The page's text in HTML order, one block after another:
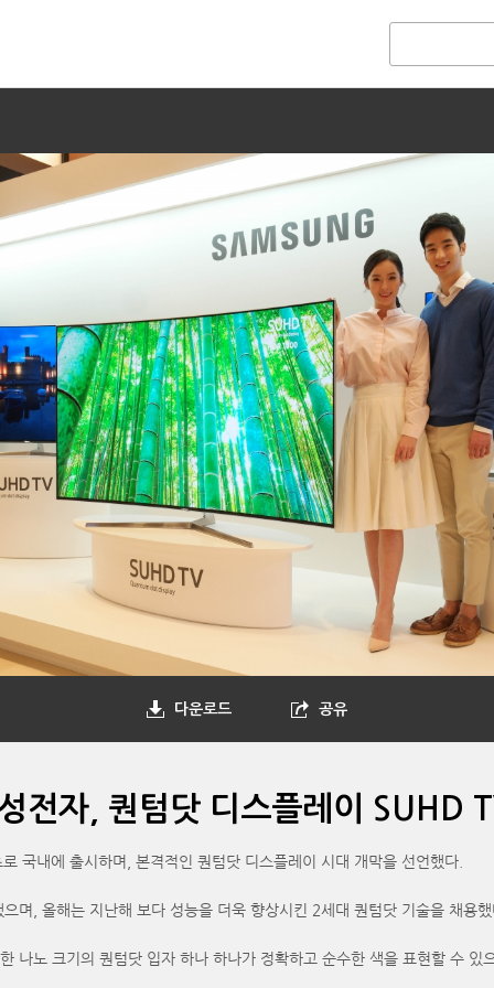
다운로드 공유
전자, 퀀텀닷 디스플레이 SUHD
국내에 출시하며, 본격적인 퀀텀닷 디스플레이 시대 개막을 선언했다.
며, 올해는 지난해 보다 성능을 더욱 향상시킨 2세대 퀀텀닷 기술을 채용
나노 크기의 퀀텀닷 입자 하나 하나가 정확하고 순수한 색을 표현할 수